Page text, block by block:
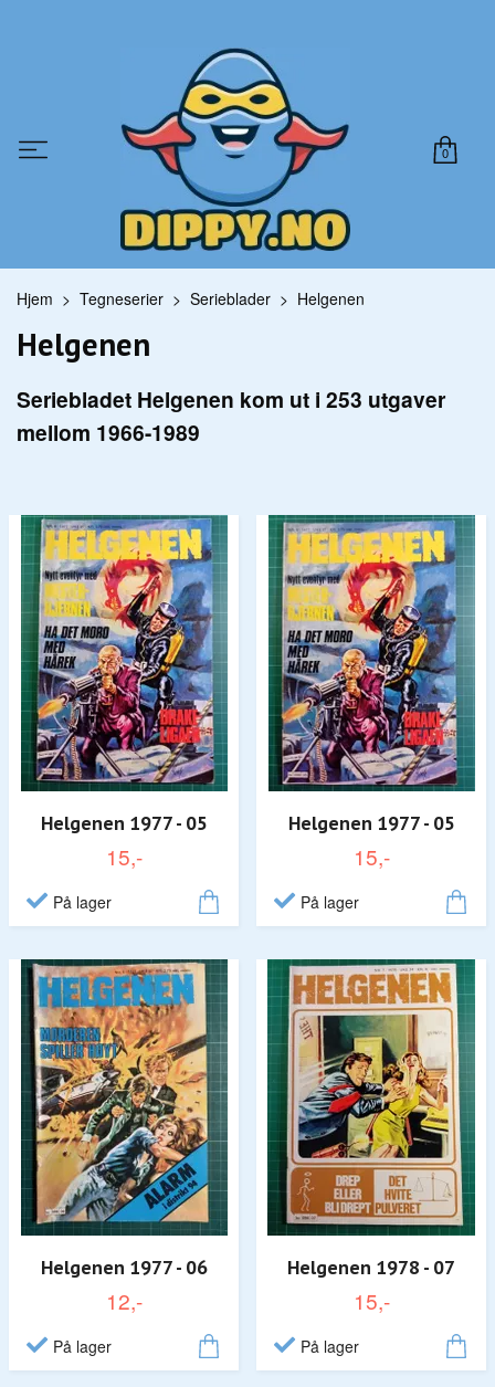
0
Hjem Tegneserier Serieblader Helgenen
Helgenen
Seriebladet Helgenen kom ut i 253 utgaver
mellom 1966-1989
Helgenen 1977 - 05
15,-
På lager
Helgenen 1977 - 05
15,-
På lager
Helgenen 1977 - 06
12,-
På lager
Helgenen 1978 - 07
15,-
På lager